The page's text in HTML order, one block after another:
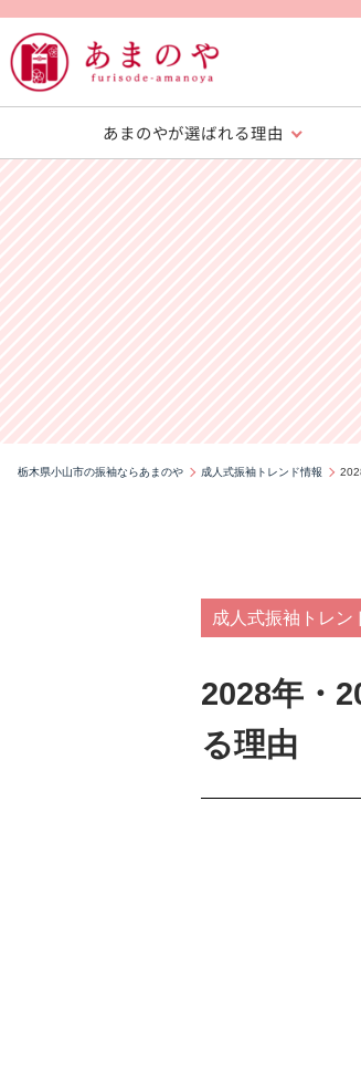
あまのやが選ばれる理由
栃木県小山市の振袖ならあまのや 成人式振袖トレンド情報
成人式振袖トレン
2028年・
る理由